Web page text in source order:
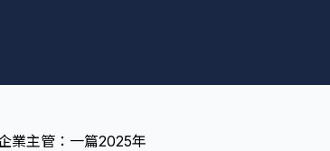
業主管：一篇2025年